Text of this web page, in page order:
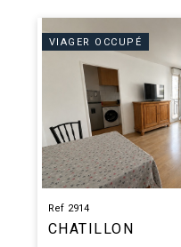
VIAGER OCCUPÉ
Ref 2914
CHATILLON